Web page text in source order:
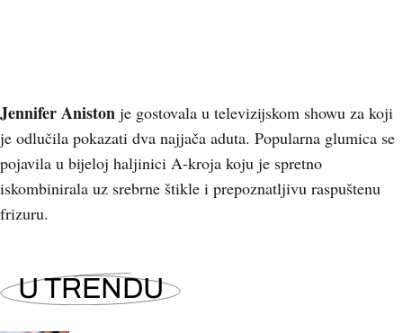
Jennifer Aniston je gostovala u televizijskom showu za koji
je odlučila pokazati dva najjača aduta. Popularna glumica se
pojavila u bijeloj haljinici A-kroja koju je spretno
iskombinirala uz srebrne štikle i prepoznatljivu raspuštenu
frizuru.
U TRENDU